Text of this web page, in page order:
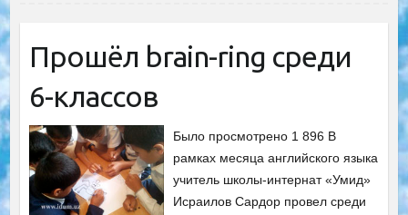
Прошёл brain-ring среди
6-классов
Было просмотрено 1 896 В
рамках месяца английского языка
учитель школы-интернат «Умид»
Исраилов Сардор провел среди